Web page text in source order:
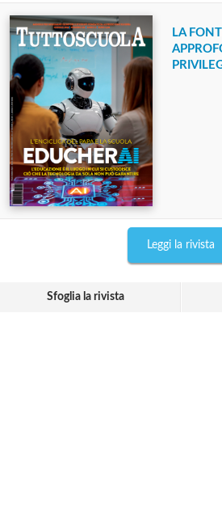
LA
Leggi la rivista
Sfoglia la rivista